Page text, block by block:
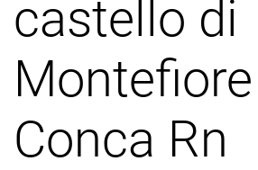
castello di
Montefiore
Conca Rn